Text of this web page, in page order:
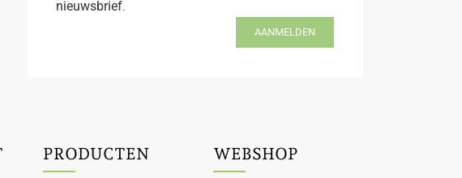
nieuwsbrief.
AANMELDEN
PRODUCTEN WEBSHOP